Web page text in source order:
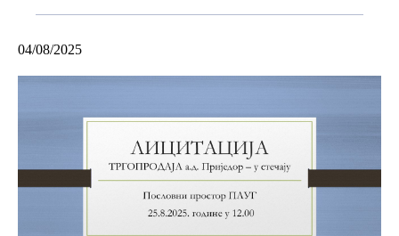
04/08/2025